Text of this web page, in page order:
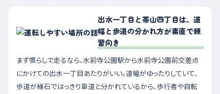
出水一丁目と帯山四丁目は、道
幅と歩道の分かれ方が素直で練
習向き
まず慣らしで走るなら、水前寺公園駅から水前寺公園前交差点
にかけての出水一丁目あたりがいい。道幅がゆったりしていて、
歩道が縁石ではっきり車道と分かれているから、歩行者や自転